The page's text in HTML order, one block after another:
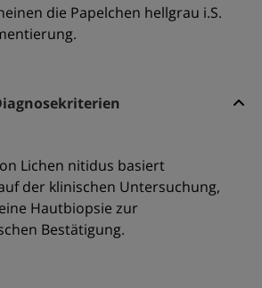
die Papelchen hellgrau i.S.
Lichen nitidus basiert
der klinischen Untersuchung,
Hautbiopsie zur
Bestätigung.